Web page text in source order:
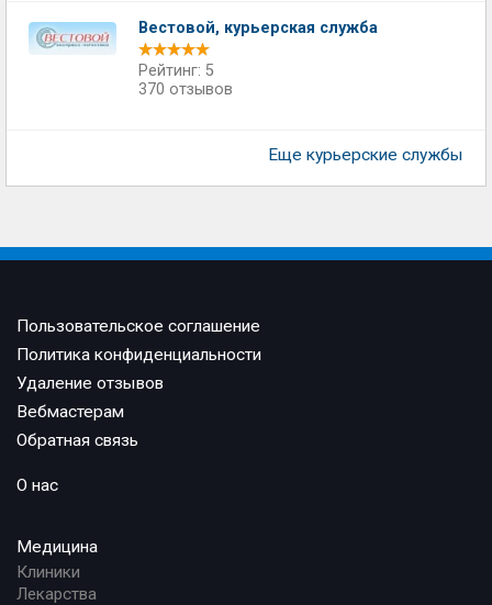
Вестовой, курьерская служба
Рейтинг: 5
370 отзывов
Еще курьерские службы
Пользовательское соглашение
Политика конфиденциальности
Удаление отзывов
Вебмастерам
Обратная связь
О нас
Медицина
Клиники
Лекарства